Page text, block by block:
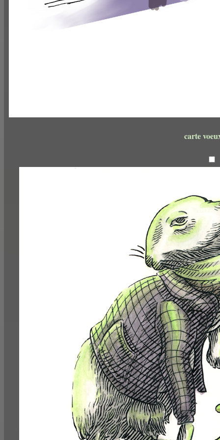
carte
encre noire sur papier
Croivez en vos rêves et vous aussi souhaitez
Avec beaucoup de recul, la
Believe in your dreams and you too can wish
Looking back, life isn't